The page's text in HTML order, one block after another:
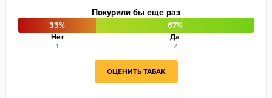
Покурили бы еще раз
33%
Нет
1
67%
Да
2
ОЦЕНИТЬ ТАБАК